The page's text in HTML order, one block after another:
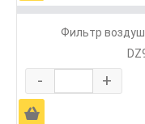
Фильтр
- +
Ä